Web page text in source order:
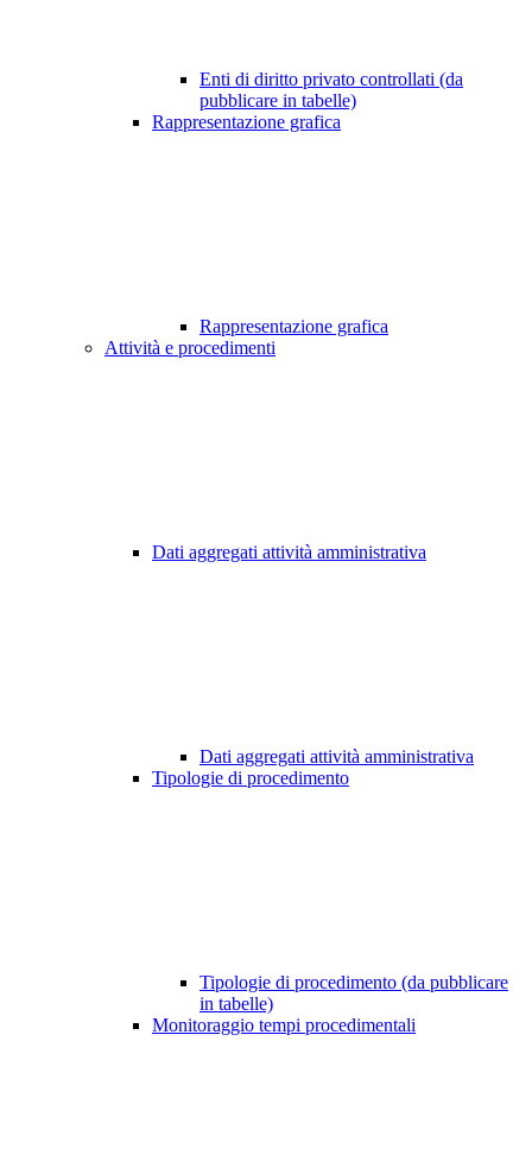
Enti di diritto privato controllati (da
pubblicare in tabelle)
Rappresentazione grafica
Rappresentazione grafica
Attività e procedimenti
Dati aggregati attività amministrativa
Dati aggregati attività amministrativa
Tipologie di procedimento
Tipologie di procedimento (da pubblicare
in tabelle)
Monitoraggio tempi procedimentali